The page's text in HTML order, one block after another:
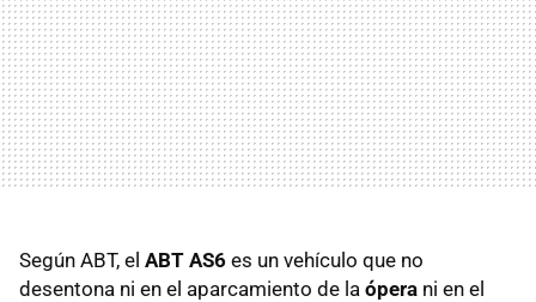
Según ABT, el ABT AS6 es un vehículo que no
desentona ni en el aparcamiento de la ópera ni en el